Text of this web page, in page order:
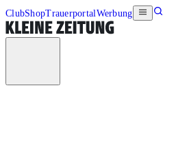
ClubShopTrauerportalWerbung